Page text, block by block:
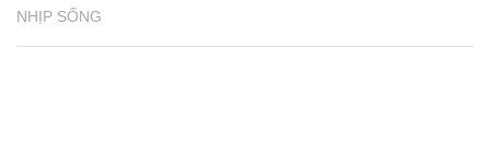
NHỊP SỐNG